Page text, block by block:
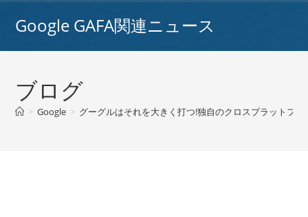
Google GAFA関連ニュース
ブログ
> Google > グーグルはそれを大きく打つ!独自のクロスプラットフ